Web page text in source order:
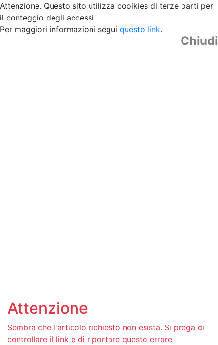
Attenzione. Questo sito utilizza cooikies di terze parti per
il conteggio degli accessi.
Per maggiori informazioni segui questo link.
Chiudi
Attenzione
Sembra che l'articolo richiesto non esista. Si prega di
controllare il link e di riportare questo errore